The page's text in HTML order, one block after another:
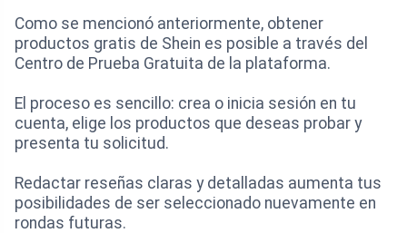
Como se mencionó anteriormente, obtener
productos gratis de Shein es posible a través del
Centro de Prueba Gratuita de la plataforma.
El proceso es sencillo: crea o inicia sesión en tu
cuenta, elige los productos que deseas probar y
presenta tu solicitud.
Redactar reseñas claras y detalladas aumenta tus
posibilidades de ser seleccionado nuevamente en
rondas futuras.